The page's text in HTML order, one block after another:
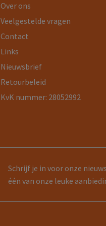
Over ons
Veelgestelde vragen
Contact
Links
Nieuwsbrief
Retourbeleid
KvK nummer: 28052992
Schrijf je in voor onze
één van onze leuke